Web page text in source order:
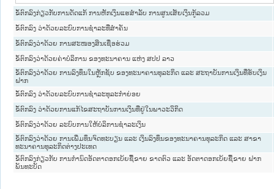
ຂໍ້ຕົກລົງກ່ຽວກັບການດັດແກ້ ການຫັກເງິນແຮສໍາລັບ ການສູນເສັຍເງິນກູ້ລວມ
ຂໍ້ຕົກລົງ ວ່າດ້ວຍລະບົບການຊຳລະທີ່ສຳຄັນ
ຂໍ້ຕົກລົງວ່າດ້ວຍ ການສະໜອງສິນເຊື່ອຮ່ວມ
ຂໍ້ຕົກລົງວ່າດ້ວຍຄ່າບໍລິການ ຂອງທະນາຄານ ແຫ່ງ ສປປ ລາວ
ຂໍ້ຕົກລົງວ່າດ້ວຍ ການລົງທຶນໃນຫຼັກຊັບ ຂອງທະນາຄານທຸລະກິດ ແລະ ສະຖາບັນການເງິນທີ່ຮັບເງິນ
ຝາກ
ຂໍ້ຕົກລົງ ວ່າດ້ວຍລະບົບການຊຳລະທຸລະກຳຍ່ອຍ
ຂໍ້ຕົກລົງ ວ່າດ້ວຍການແກ້ໄຂສະຖາບັນການເງິນທີ່ຢູ່ໃນພາວະວິກິດ
ຂໍ້ຕົກລົງວ່າດ້ວຍ ລະບົບການໃຫ້ບໍລິການຊຳລະເງິນ
ຂໍ້ຕົກລົງວ່າດ້ວຍ ການເພີ່ມທຶນຈົດທະບຽນ ແລະ ເງິນລົງທຶນຂອງທະນາຄານທຸລະກິດ ແລະ ສາຂາ
ທະນາຄານທຸລະກິດຕ່າງປະເທດ
ຂໍ້ຕົກລົງກ່ຽວກັບ ການກຳນົດອັດຕາດອກເບ້ຍຊື້ຂາຍ ຂາດຕົວ ແລະ ອັດຕາດອກເບ້ຍຊື້ຂາຍ ຝາກ
ພັນທະບັດ